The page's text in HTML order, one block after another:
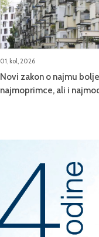
01, kol, 2026
Novi zakon o najmu
najmoprimce, ali i